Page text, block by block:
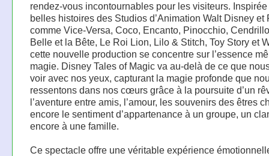
rendez-vous incontournables pour les visiteurs.
belles histoires des Studios d’Animation Walt Disney et
comme Vice-Versa, Coco, Encanto, Pinocchio,
Belle et la Bête, Le Roi Lion, Lilo & Stitch, Toy Story et
cette nouvelle production se concentre sur l’essence
magie. Disney Tales of Magic va au-delà de ce que
voir avec nos yeux, capturant la magie profonde que
ressentons dans nos cœurs grâce à la poursuite d’un
l’aventure entre amis, l’amour, les souvenirs des êtres
encore le sentiment d’appartenance à un groupe, un
encore à une famille.
Ce spectacle offre une véritable expérience